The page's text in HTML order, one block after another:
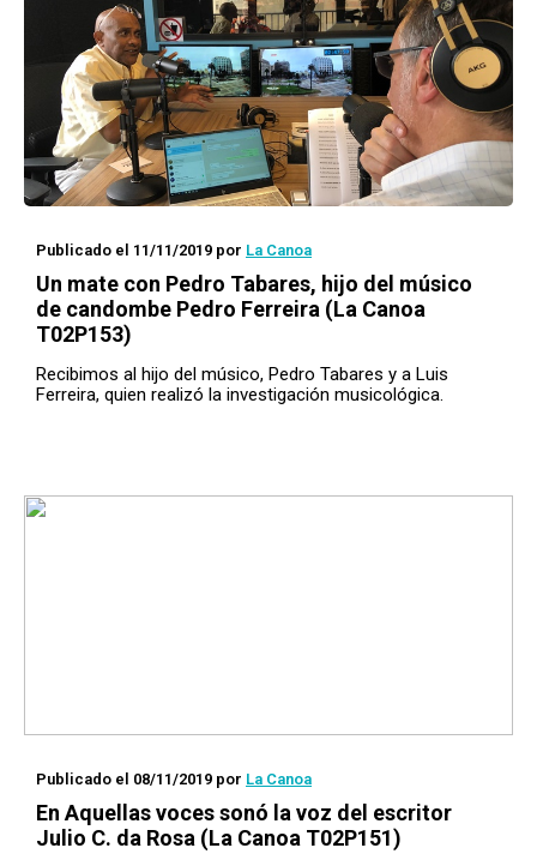
Publicado el 11/11/2019 por La Canoa
Un mate con Pedro Tabares, hijo del músico
de candombe Pedro Ferreira (La Canoa
T02P153)
Recibimos al hijo del músico, Pedro Tabares y a Luis
Ferreira, quien realizó la investigación musicológica.
Publicado el 08/11/2019 por La Canoa
En Aquellas vocessonó la voz del escritor
Julio C. da Rosa (La Canoa T02P151)